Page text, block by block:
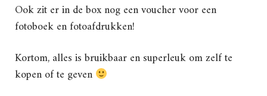
Ook zit er in de box nog een voucher voor een
fotoboek en fotoafdrukken!
Kortom, alles is bruikbaar en superleuk om zelf te
kopen of te geven